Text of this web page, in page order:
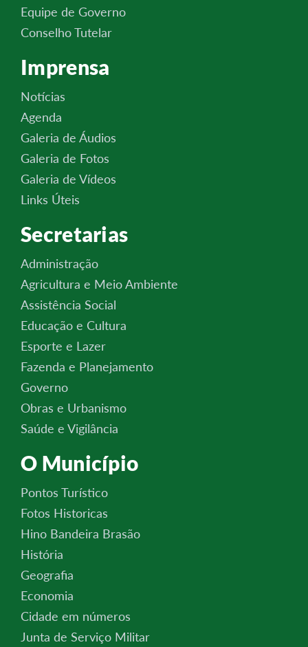
Equipe de Governo
Conselho Tutelar
Imprensa
Notícias
Agenda
Galeria de Áudios
Galeria de Fotos
Galeria de Vídeos
Links Úteis
Secretarias
Administração
Agricultura e Meio Ambiente
Assistência Social
Educação e Cultura
Esporte e Lazer
Fazenda e Planejamento
Governo
Obras e Urbanismo
Saúde e Vigilância
O Município
Pontos Turístico
Fotos Historicas
Hino Bandeira Brasão
História
Geografia
Economia
Cidade em números
Junta de Serviço Militar